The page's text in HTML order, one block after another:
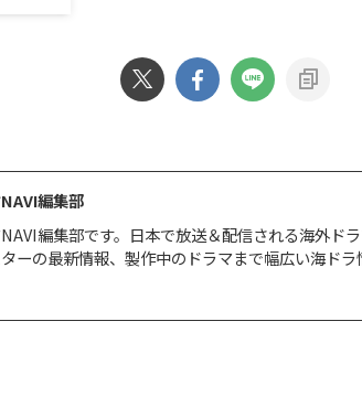
てい
独占
ムは、
ンが
月
編集部
編集部です。日本で放送＆配信される海外ド
ーの最新情報、製作中のドラマまで幅広い海ドラ